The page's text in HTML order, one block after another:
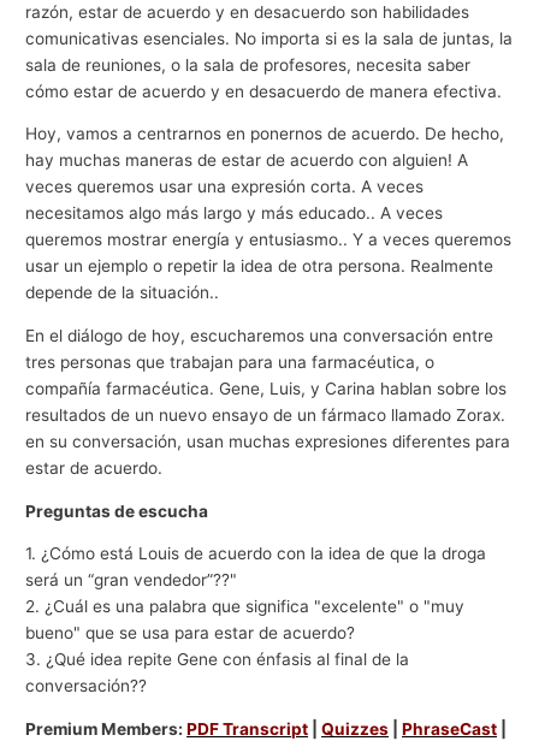
razón, estar de acuerdo y en desacuerdo son habilidades
comunicativas esenciales. No importa si es la sala de juntas, la
sala de reuniones, o la sala de profesores, necesita saber
cómo estar de acuerdo y en desacuerdo de manera efectiva.
Hoy, vamos a centrarnos en ponernos de acuerdo. De hecho,
hay muchas maneras de estar de acuerdo con alguien! A
veces queremos usar una expresión corta. A veces
necesitamos algo más largo y más educado.. A veces
queremos mostrar energía y entusiasmo.. Y a veces queremos
usar un ejemplo o repetir la idea de otra persona. Realmente
depende de la situación..
En el diálogo de hoy, escucharemos una conversación entre
tres personas que trabajan para una farmacéutica, o
compañía farmacéutica. Gene, Luis, y Carina hablan sobre los
resultados de un nuevo ensayo de un fármaco llamado Zorax.
en su conversación, usan muchas expresiones diferentes para
estar de acuerdo.
Preguntas de escucha
1. ¿Cómo está Louis de acuerdo con la idea de que la droga
será un “gran vendedor”??"
2. ¿Cuál es una palabra que significa "excelente" o "muy
bueno" que se usa para estar de acuerdo?
3. ¿Qué idea repite Gene con énfasis al final de la
conversación??
Premium Members:PDF Transcript |Quizzes |PhraseCast